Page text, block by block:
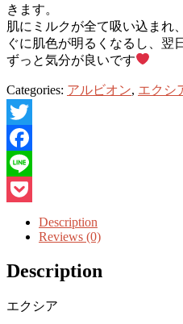
きます。
肌にミルクが全て吸い込まれ
ぐに肌色が明るくなるし、翌
ずっと気分が良いです
Categories: アルビオン, エクシ
Twitter
Facebook
Line
Pocket
Description
Reviews (0)
Description
エクシア